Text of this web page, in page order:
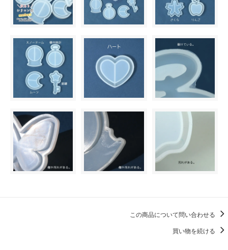
この商品について問い合わせる
買い物を続ける